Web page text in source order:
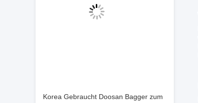
Korea Gebraucht Doosan Bagger zum